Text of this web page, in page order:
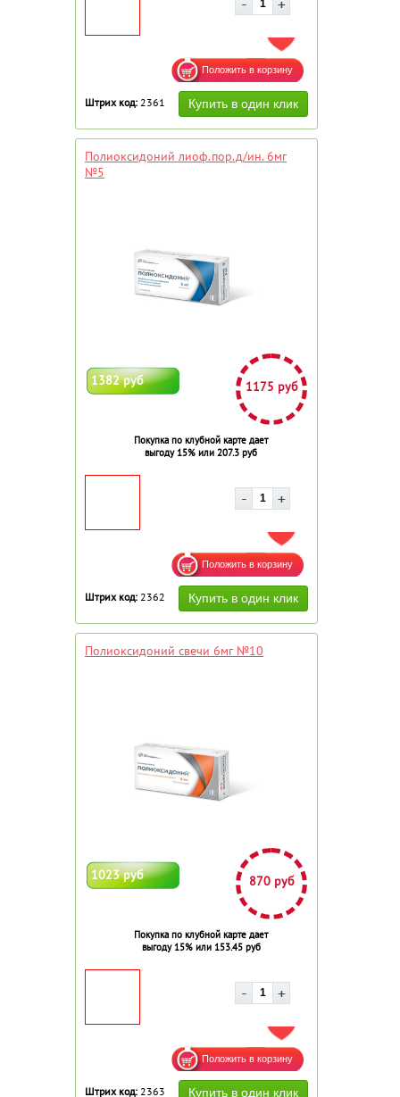
ДОБАВИТЬ В ИЗБРАННОЕ
Штрих код: 2361
Полиоксидоний лиоф.пор.д/ин. 6мг
№5
1382 руб 1175 руб
Покупка по клубной карте дает
выгоду 15% или 207.3 руб
ДОБАВИТЬ В ИЗБРАННОЕ
Штрих код: 2362
Полиоксидоний свечи 6мг №10
1023 руб 870 руб
Покупка по клубной карте дает
выгоду 15% или 153.45 руб
ДОБАВИТЬ В ИЗБРАННОЕ
Штрих код: 2363